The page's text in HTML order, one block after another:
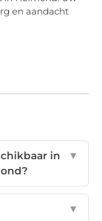
en aandacht
in
▼
▼